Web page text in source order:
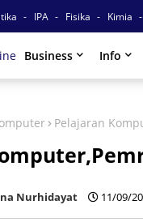
IPA Fisika Kimia
Business Info
Pelajaran
Nurhidayat 11/09/